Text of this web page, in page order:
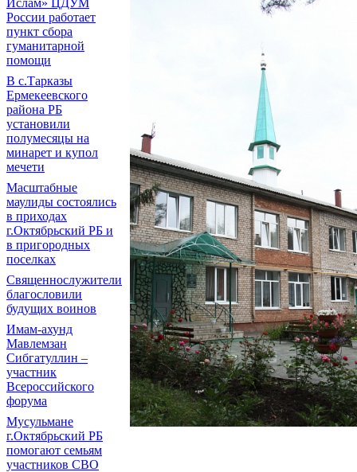
Ислам» ЦДУМ
России работает
пункт сбора
гуманитарной
помощи
В с.Тарказы
Ермекеевского
района РБ
установили
полумесяцы на
минарет и купол
мечети
Масштабные
маулиды состоялись
в приходах
г.Октябрьский РБ и
в пригородных
поселках
Священнослужители
благословили
будущих воинов
Имам-ахунд
Мавлемзан
Сибгатуллин –
участник
Всероссийского
форума
Мусульмане
г.Октябрьский РБ
помогают семьям
участников СВО